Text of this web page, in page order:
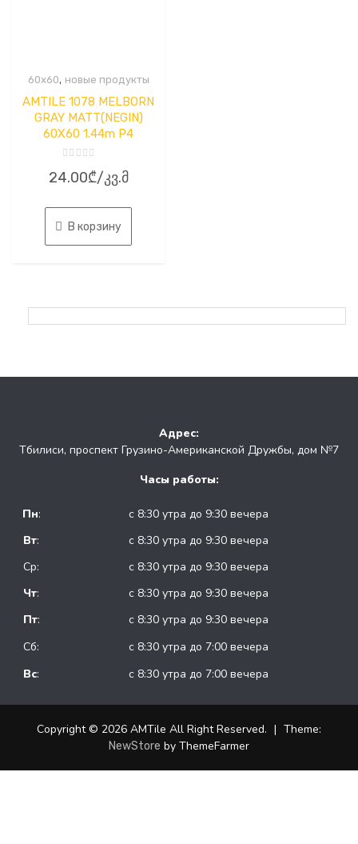
60x60, новые продукты
AMTILE 1078 MELBORN
GRAY MATT(NEGIN)
60X60 1.44m P4
0
24.00₾/კვ.მ
В корзину
Адрес:
Тбилиси, проспект Грузино-Американской Дружбы, дом №7
Часы работы:
Пн:
с 8:30 утра до 9:30 вечера
Вт:
с 8:30 утра до 9:30 вечера
Ср:
с 8:30 утра до 9:30 вечера
Чт:
с 8:30 утра до 9:30 вечера
Пт:
с 8:30 утра до 9:30 вечера
Сб:
с 8:30 утра до 7:00 вечера
Вс: с 8:30 утра до 7:00 вечера
Copyright © 2026 AMTile All Right Reserved. | Theme:
NewStore by ThemeFarmer